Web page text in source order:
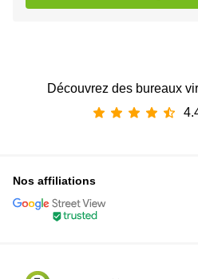
Découvrez des bureaux
Nos affiliations